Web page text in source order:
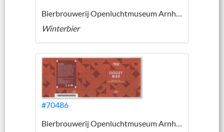
Bierbrouwerij Openluchtmuseum Arnhem
Winterbier
#70486
Bierbrouwerij Openluchtmuseum Arnhem